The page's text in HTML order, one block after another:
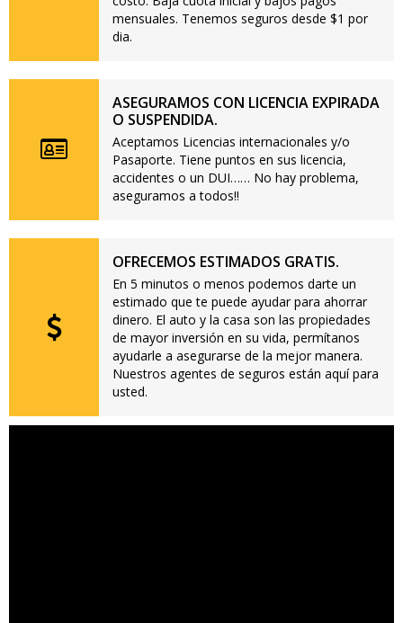
mensuales. Tenemos seguros desde $1 por
dia.
ASEGURAMOS CON LICENCIA EXPIRADA
O SUSPENDIDA.
Aceptamos Licencias internacionales y/o
Pasaporte. Tiene puntos en sus licencia,
accidentes o un DUI…… No hay problema,
aseguramos a todos!!
OFRECEMOS ESTIMADOS GRATIS.
En 5 minutos o menos podemos darte un
estimado que te puede ayudar para ahorrar
dinero. El auto y la casa son las propiedades
de mayor inversión en su vida, permítanos
ayudarle a asegurarse de la mejor manera.
Nuestros agentes de seguros están aquí para
usted.